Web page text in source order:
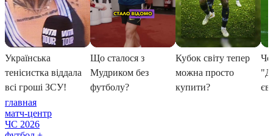
главная
матч-центр
ЧС 2026